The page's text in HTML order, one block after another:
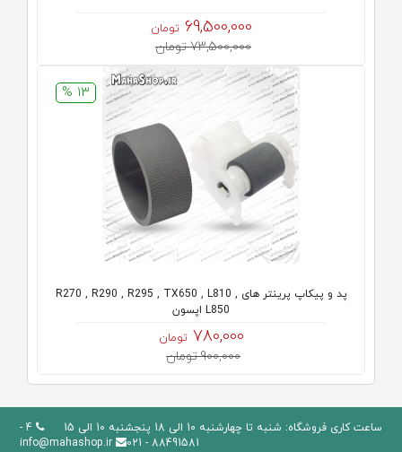
69,500,000 تومان
73,500,000 تومان
13 %
پد و پیکاپ پرینتر های R270 , R290 , R295 , TX650 , L810 ,
L850 اپسون
780,000 تومان
900,000 تومان
ساعت کاری فروشگاه: شنبه تا چهارشنبه 10 الی 18 پنجشنبه 10 الی 15
4 -
88491581 - 021
info@mahashop.ir